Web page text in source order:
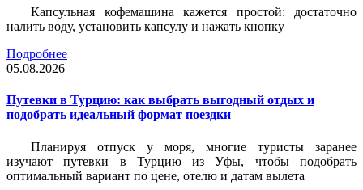
Капсульная кофемашина кажется простой: достаточно
налить воду, установить капсулу и нажать кнопку
Подробнее
05.08.2026
Путевки в Турцию: как выбрать выгодный отдых и
подобрать идеальный формат поездки
Планируя отпуск у моря, многие туристы заранее
изучают путевки в Турцию из Уфы, чтобы подобрать
оптимальный вариант по цене, отелю и датам вылета